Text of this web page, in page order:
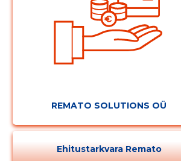
REMATO SOLUTIONS OÜ
Ehitustarkvara Remato